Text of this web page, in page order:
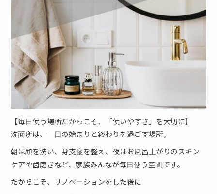
【毎日使う場所だからこそ、「使いやすさ」を大切に】
洗面所は、一日の始まりと終わりを過ごす場所。
朝は顔を洗い、身支度を整え、夜はお風呂上がりのスキン
ケアや歯磨きなど、家族みんなが毎日使う空間です。
だからこそ、リノベーションをした後に